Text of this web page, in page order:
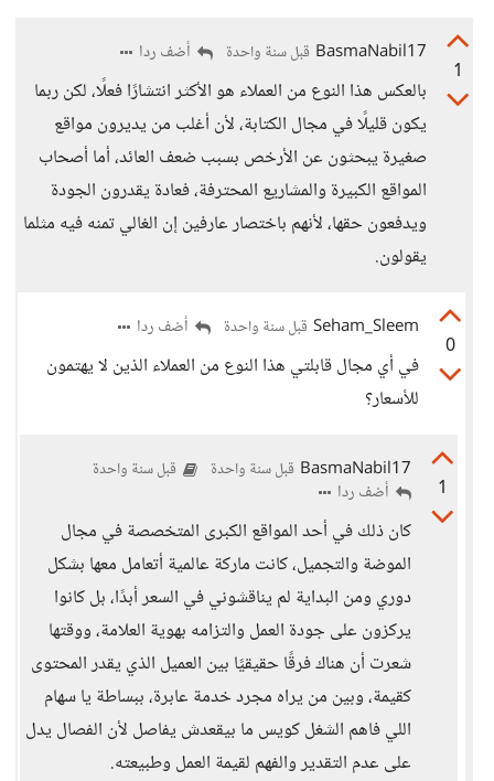
1
BasmaNabil17 قبل سنة واحدة أضف ردا
بالعكس هذا النوع من العملاء هو الأكثر انتشارًا فعلًا، لكن ربما
يكون قليلًا في مجال الكتابة، لأن أغلب من يديرون مواقع
صغيرة يبحثون عن الأرخص بسبب ضعف العائد، أما أصحاب
المواقع الكبيرة والمشاريع المحترفة، فعادة يقدرون الجودة
ويدفعون حقها، لأنهم باختصار عارفين إن الغالي تمنه فيه مثلما
يقولون.
0
Seham_Sleem قبل سنة واحدة أضف ردا
في أي مجال قابلتي هذا النوع من العملاء الذين لا يهتمون
للأسعار؟
1
BasmaNabil17 قبل سنة واحدة قبل سنة واحدة
أضف ردا
كان ذلك في أحد المواقع الكبرى المتخصصة في مجال
الموضة والتجميل، كانت ماركة عالمية أتعامل معها بشكل
دوري ومن البداية لم يناقشوني في السعر أبدًا، بل كانوا
يركزون على جودة العمل والتزامه بهوية العلامة، ووقتها
شعرت أن هناك فرقًا حقيقيًا بين العميل الذي يقدر المحتوى
كقيمة، وبين من يراه مجرد خدمة عابرة، ببساطة يا سهام
اللي فاهم الشغل كويس ما بيقعدش يفاصل لأن الفصال يدل
على عدم التقدير والفهم لقيمة العمل وطبيعته.